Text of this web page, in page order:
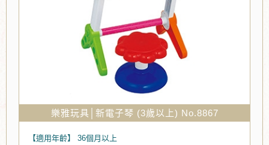
樂雅玩具│新電子琴 (3歲以上) No.8867
【適用年齡】 36個月以上